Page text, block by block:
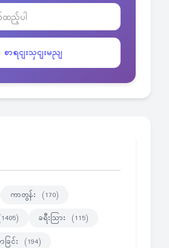
စာရငျးသှငျးမညျ
ကာတွန်း (170)
ခရီးသြား (115)
ြင်း (194)